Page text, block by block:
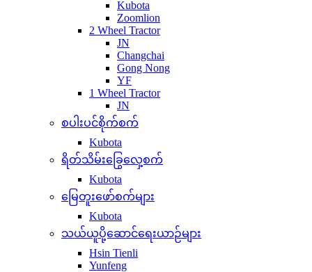
Kubota
Zoomlion
2 Wheel Tractor
JN
Changchai
Gong Nong
YF
1 Wheel Tractor
JN
စပါးပင်စိုက်စက်
Kubota
ရိတ်သိမ်းခြွေလှေ့စက်
Kubota
မြေတူးဖော်စက်များ
Kubota
သယ်ယူပို့ဆောင်ရေးယာဉ်များ
Hsin Tienli
Yunfeng